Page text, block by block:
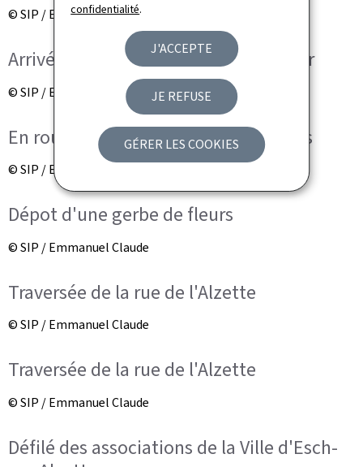
confidentialité.
J'ACCEPTE
JE REFUSE
GÉRER LES COOKIES
© SIP / Emmanuel Claude
Arrivée du couple grand-ducal héritier
© SIP / Emmanuel Claude
En route vers le monument aux Morts
© SIP / Emmanuel Claude
Dépot d'une gerbe de fleurs
© SIP / Emmanuel Claude
Traversée de la rue de l'Alzette
© SIP / Emmanuel Claude
Traversée de la rue de l'Alzette
© SIP / Emmanuel Claude
Défilé des associations de la Ville d'Esch-